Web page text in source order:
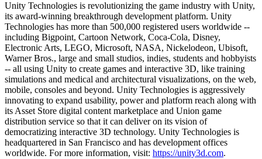
Unity Technologies is revolutionizing the game industry with Unity,
its award-winning breakthrough development platform. Unity
Technologies has more than 500,000 registered users worldwide --
including Bigpoint, Cartoon Network, Coca-Cola, Disney,
Electronic Arts, LEGO, Microsoft, NASA, Nickelodeon, Ubisoft,
Warner Bros., large and small studios, indies, students and hobbyists
-- all using Unity to create games and interactive 3D, like training
simulations and medical and architectural visualizations, on the web,
mobile, consoles and beyond. Unity Technologies is aggressively
innovating to expand usability, power and platform reach along with
its Asset Store digital content marketplace and Union game
distribution service so that it can deliver on its vision of
democratizing interactive 3D technology. Unity Technologies is
headquartered in San Francisco and has development offices
worldwide. For more information, visit: https://unity3d.com.